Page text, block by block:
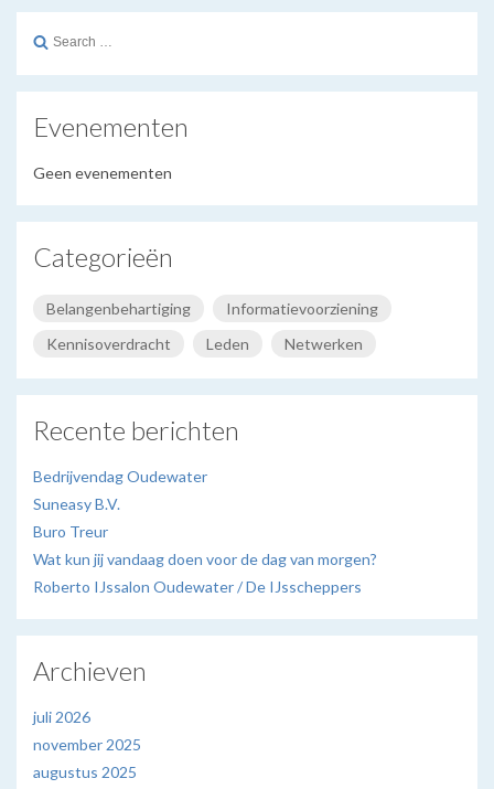
Search
Evenementen
Geen evenementen
Categorieën
Belangenbehartiging
Informatievoorziening
Kennisoverdracht
Leden Netwerken
Recente berichten
Bedrijvendag Oudewater
Suneasy B.V.
Buro Treur
Wat kun jij vandaag doen voor de dag van morgen?
Roberto IJssalon Oudewater / De IJsscheppers
Archieven
juli 2026
november 2025
augustus 2025